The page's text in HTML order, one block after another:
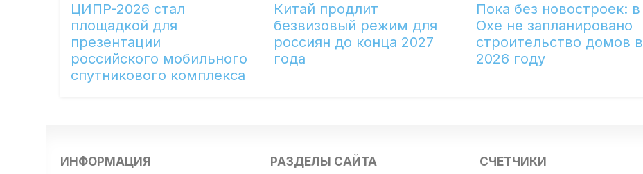
ЦИПР-2026 стал
площадкой для
презентации
российского мобильного
спутникового комплекса
Китай продлит
безвизовый режим для
россиян до конца 2027
года
Пока без новостроек: в
Охе не запланировано
строительство домов в
2026 году
ИНФОРМАЦИЯ РАЗДЕЛЫ САЙТА СЧЕТЧИКИ